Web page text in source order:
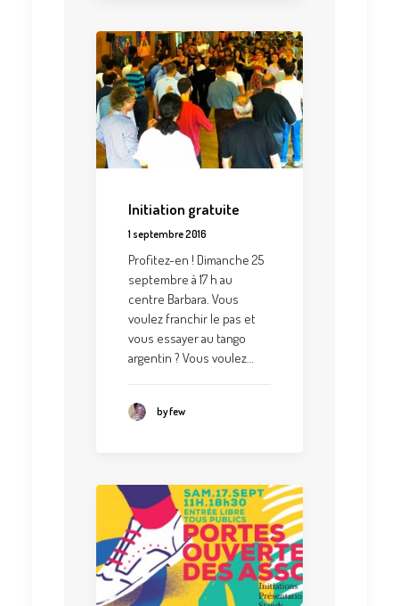
Initiation gratuite
1 septembre 2016
Profitez-en ! Dimanche 25
septembre à 17 h au
centre Barbara. Vous
voulez franchir le pas et
vous essayer au tango
argentin ? Vous voulez…
by few